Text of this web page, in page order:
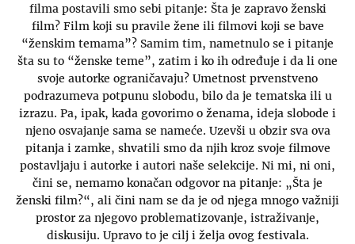
filma postavili smo sebi pitanje: Šta je zapravo ženski
film? Film koji su pravile žene ili filmovi koji se bave
“ženskim temama”? Samim tim, nametnulo se i pitanje
šta su to “ženske teme”, zatim i ko ih određuje i da li one
svoje autorke ograničavaju? Umetnost prvenstveno
podrazumeva potpunu slobodu, bilo da je tematska ili u
izrazu. Pa, ipak, kada govorimo o ženama, ideja slobode i
njeno osvajanje sama se nameće. Uzevši u obzir sva ova
pitanja i zamke, shvatili smo da njih kroz svoje filmove
postavljaju i autorke i autori naše selekcije. Ni mi, ni oni,
čini se, nemamo konačan odgovor na pitanje: „Šta je
ženski film?“, ali čini nam se da je od njega mnogo važniji
prostor za njegovo problematizovanje, istraživanje,
diskusiju. Upravo to je cilj i želja ovog festivala.